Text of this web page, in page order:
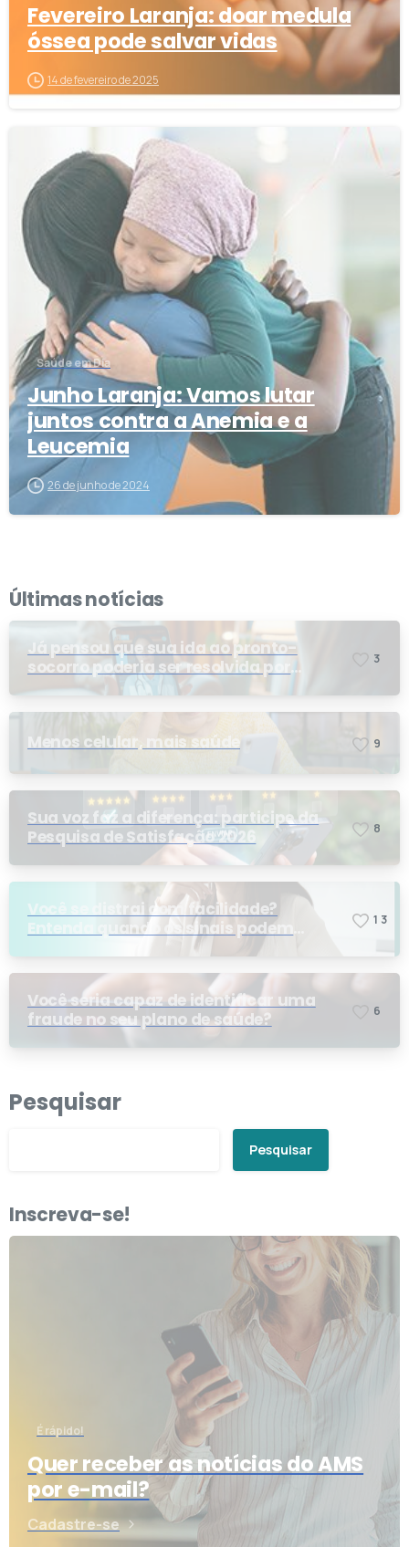
Fevereiro Laranja: doar medula
óssea pode salvar vidas
14 de fevereiro de 2025
Saúde em Dia
Junho Laranja: Vamos lutar
juntos contra a Anemia e a
Leucemia
26 de junho de 2024
Últimas notícias
Já pensou que sua ida ao pronto-
socorro poderia ser resolvida por
telemedicina?
3
Menos celular, mais saúde 9
Sua voz faz a diferença: participe da
Pesquisa de Satisfação 2026
8
Você se distrai com facilidade?
Entenda quando os sinais podem
1 3
Você seria capaz de identificar uma
fraude no seu plano de saúde?
6
Pesquisar
Pesquisar
Inscreva-se!
É rápido!
Quer receber as notícias do AMS
por e-mail?
Cadastre-se